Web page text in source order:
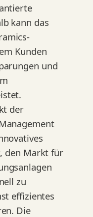
kann das
Kunden
und
der
den Markt für
zu
effizientes
Die